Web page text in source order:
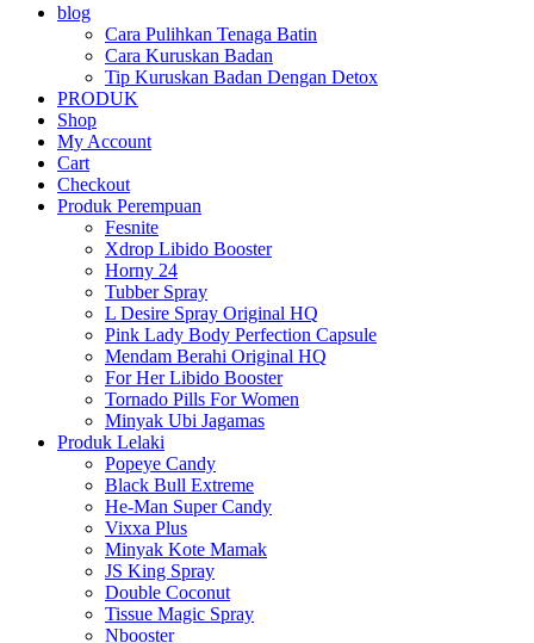
blog
Cara Pulihkan Tenaga Batin
Cara Kuruskan Badan
Tip Kuruskan Badan Dengan Detox
PRODUK
Shop
My Account
Cart
Checkout
Produk Perempuan
Fesnite
Xdrop Libido Booster
Horny 24
Tubber Spray
L Desire Spray Original HQ
Pink Lady Body Perfection Capsule
Mendam Berahi Original HQ
For Her Libido Booster
Tornado Pills For Women
Minyak Ubi Jagamas
Produk Lelaki
Popeye Candy
Black Bull Extreme
He-Man Super Candy
Vixxa Plus
Minyak Kote Mamak
JS King Spray
Double Coconut
Tissue Magic Spray
Nbooster